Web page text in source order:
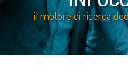
il motore di ricerca